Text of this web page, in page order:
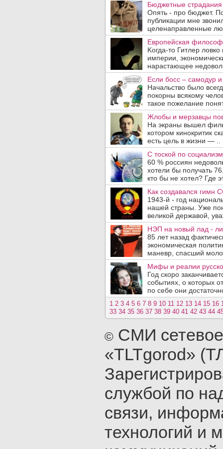
Бюджетные страдания
Опять - про бюджет.
публикации мне
целенаправленные
Европейская
Koгдa-то Гитлер
империи,
нарастающее
Если босс – самодур
Начальство было
покорны всякому
такое пожелание
Жлобы и мерзавцы
На экраны вышел
котором кинокритик
есть цель в жизни — ..
С тоской по
60 % россиян
хотели бы получать
кто бы не хотел? Где
Как создавался гимн
1943-й - год
нашей страны. Уже
великой державой,
НЭП на новый лад -
85 лет назад
экономическая
маневр, спасший
Мифы и реалии
Год скоро
событиях, о которых
по себе они
1 2 3 4 5 6 7 8 9 10 11 12 13 14 15 16
33 34 35 36 37 38 39 40 41 42 43 44
© СМИ
«TLTgorod»
службой по
связи,
технологий и